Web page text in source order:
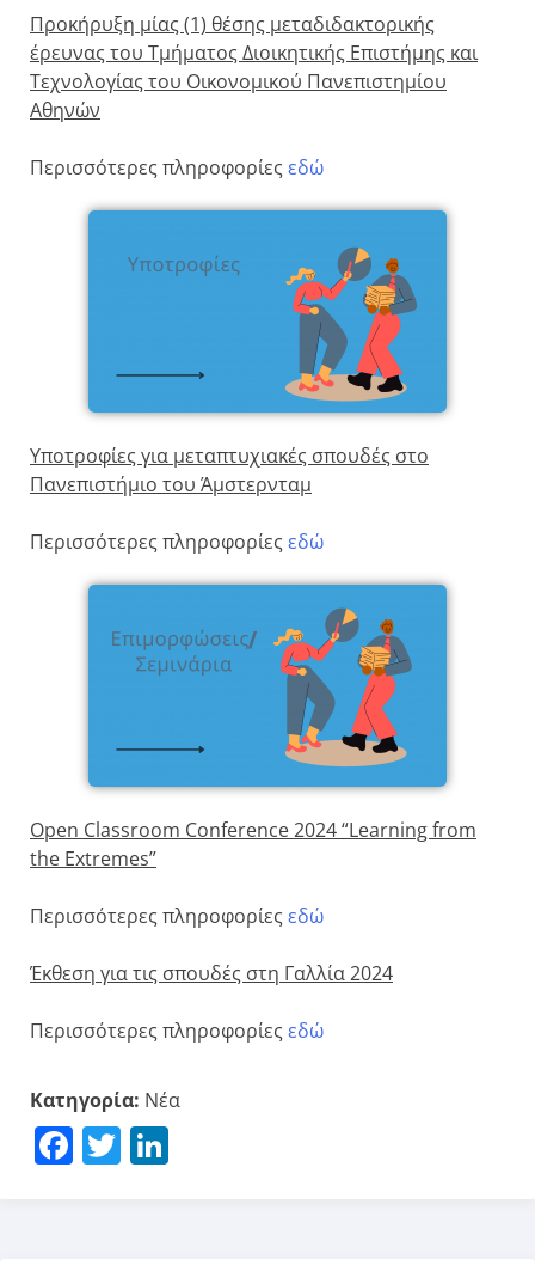
Προκήρυξη μίας (1) θέσης μεταδιδακτορικής
έρευνας του Τμήματος Διοικητικής Επιστήμης και
Τεχνολογίας του Οικονομικού Πανεπιστημίου
Αθηνών
Περισσότερες πληροφορίες εδώ
Υποτροφίες για μεταπτυχιακές σπουδές στο
Πανεπιστήμιο του Άμστερνταμ
Περισσότερες πληροφορίες εδώ
Open Classroom Conference 2024 “Learning from
the Extremes”
Περισσότερες πληροφορίες εδώ
Έκθεση για τις σπουδές στη Γαλλία 2024
Περισσότερες πληροφορίες εδώ
Κατηγορία: Νέα
Facebook
Twitter